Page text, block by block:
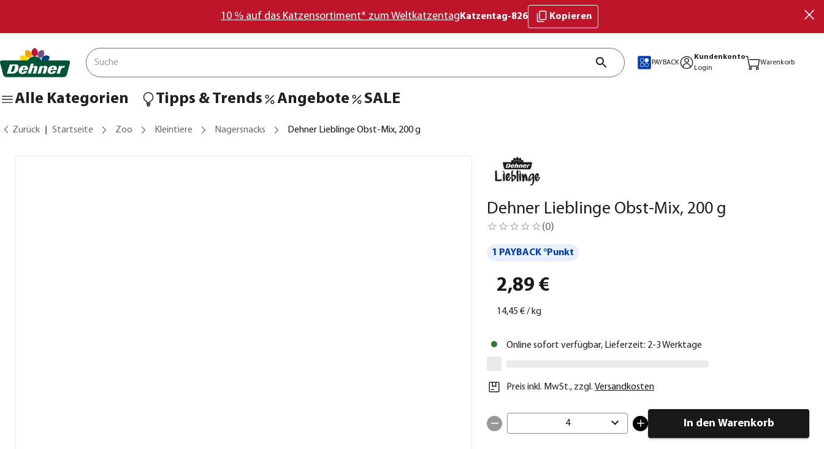
10 % auf das Katzensortiment* zum Weltkatzentag Katzentag-826 Kopieren
PAYBACK
Kundenkonto
Login
Warenkorb
Alle Kategorien Tipps & Trends Angebote SALE
Zurück Startseite Zoo Kleintiere Nagersnacks Dehner Lieblinge Obst-Mix, 200 g
Dehner Lieblinge Obst-Mix, 200 g
(0)
1 PAYBACK °Punkt
2,89 €
14,45 €/ kg
Online sofort verfügbar, Lieferzeit: 2-3 Werktage
Preis inkl. MwSt., zzgl. Versandkosten
4 In den Warenkorb